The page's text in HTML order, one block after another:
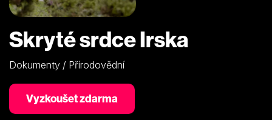
Skryté srdce Irska
Dokumenty / Přírodovědní
Vyzkoušet zdarma